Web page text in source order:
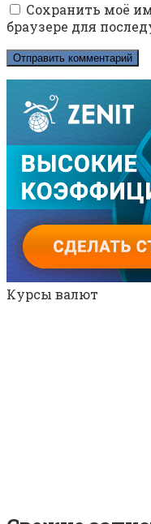
Сохранить моё
браузере для
Курсы валют